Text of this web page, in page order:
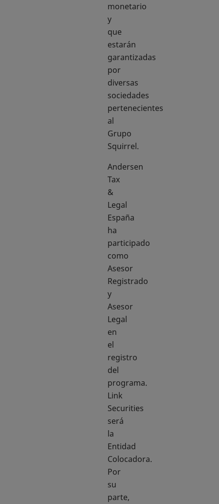
monetario
y
que
estarán
garantizadas
por
diversas
sociedades
pertenecientes
al
Grupo
Squirrel.
Andersen
Tax
&
Legal
España
ha
participado
como
Asesor
Registrado
y
Asesor
Legal
en
el
registro
del
programa.
Link
Securities
será
la
Entidad
Colocadora.
Por
su
parte,